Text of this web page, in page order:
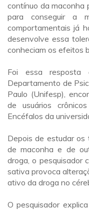
contínuo da maconha
para conseguir a
comportamentais já
desenvolve essa
conheciam os efeitos
Foi essa resposta
Departamento de
Paulo (Unifesp),
de usuários
Encéfalos da
Depois de estudar os
de maconha e de
droga, o pesquisador
sativa provoca
ativo da droga no
O pesquisador